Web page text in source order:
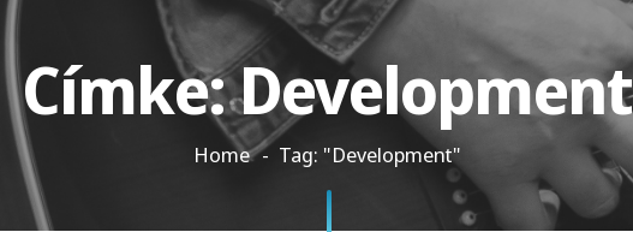
Címke:Development
Home Tag: "Development"